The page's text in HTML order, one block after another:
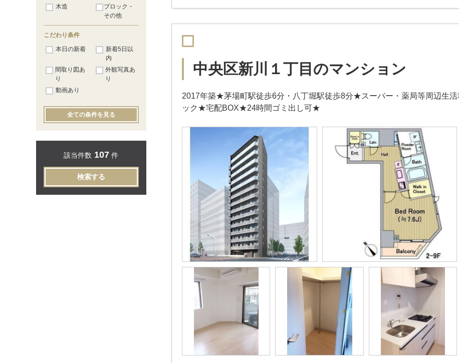
中央区新川１丁目のマンション
2017年築★茅場町駅徒歩6分・八丁堀駅徒歩8分★スーパー・薬局等周辺生
ック★宅配BOX★24時間ゴミ出し可★
木造
ブロック・
その他
こだわり条件
本日の新着
新着5日以
内
間取り図あ
り
外観写真あ
り
動画あり
全ての条件を見る
該当件数 107 件
検索する